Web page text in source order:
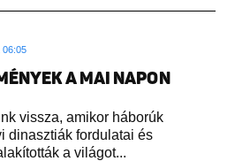
06:05
A MAI NAPON
vissza, amikor háborúk
dinasztiák fordulatai és
a világot...